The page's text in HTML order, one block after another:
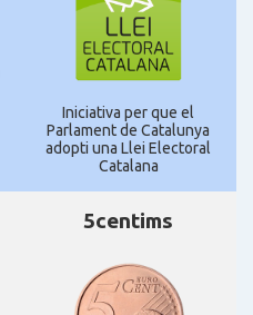
Iniciativa per que el
Parlament de Catalunya
adopti una Llei Electoral
Catalana
5centims